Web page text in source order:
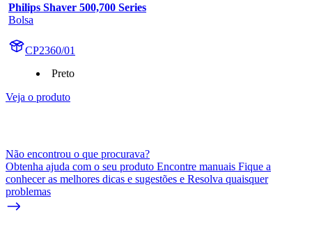
Philips Shaver 500,700 Series
Bolsa
CP2360/01
Preto
Veja o produto
Não encontrou o que procurava?
Obtenha ajuda com o seu produto Encontre manuais Fique a
conhecer as melhores dicas e sugestões e Resolva quaisquer
problemas